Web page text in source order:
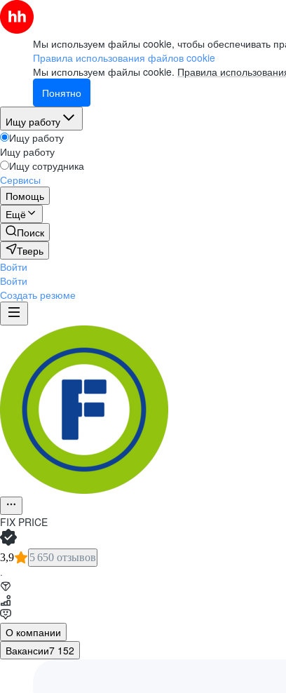
Мы используем файлы cookie, чтобы обеспечивать
Правила использования файлов cookie
Мы используем файлы cookie. Правила
Понятно
Ищу работу
Ищу работу
Ищу работу
Ищу сотрудника
Сервисы
Помощь
Ещё
Поиск
Тверь
Войти
Войти
Создать резюме
FIX PRICE
3,9 5 650 отзывов
·
О компании
Вакансии7 152
Команда Fix